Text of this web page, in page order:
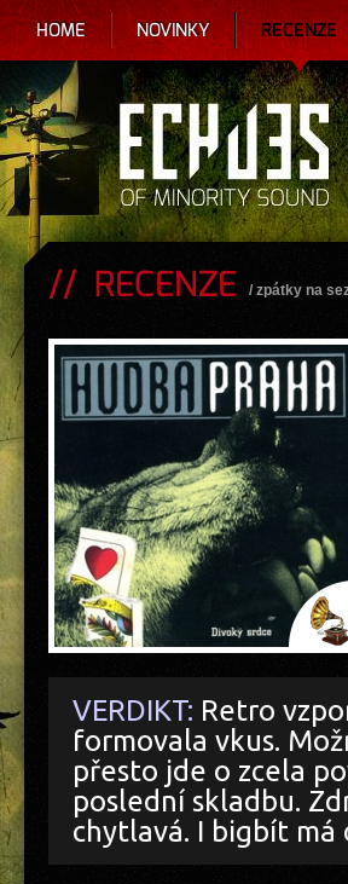
HOME NOVINKY RECENZE
RECENZE / zpátky na
VERDIKT: Retro
formovala vkus.
přesto jde o zcela
poslední skladbu.
chytlavá. I bigbít má